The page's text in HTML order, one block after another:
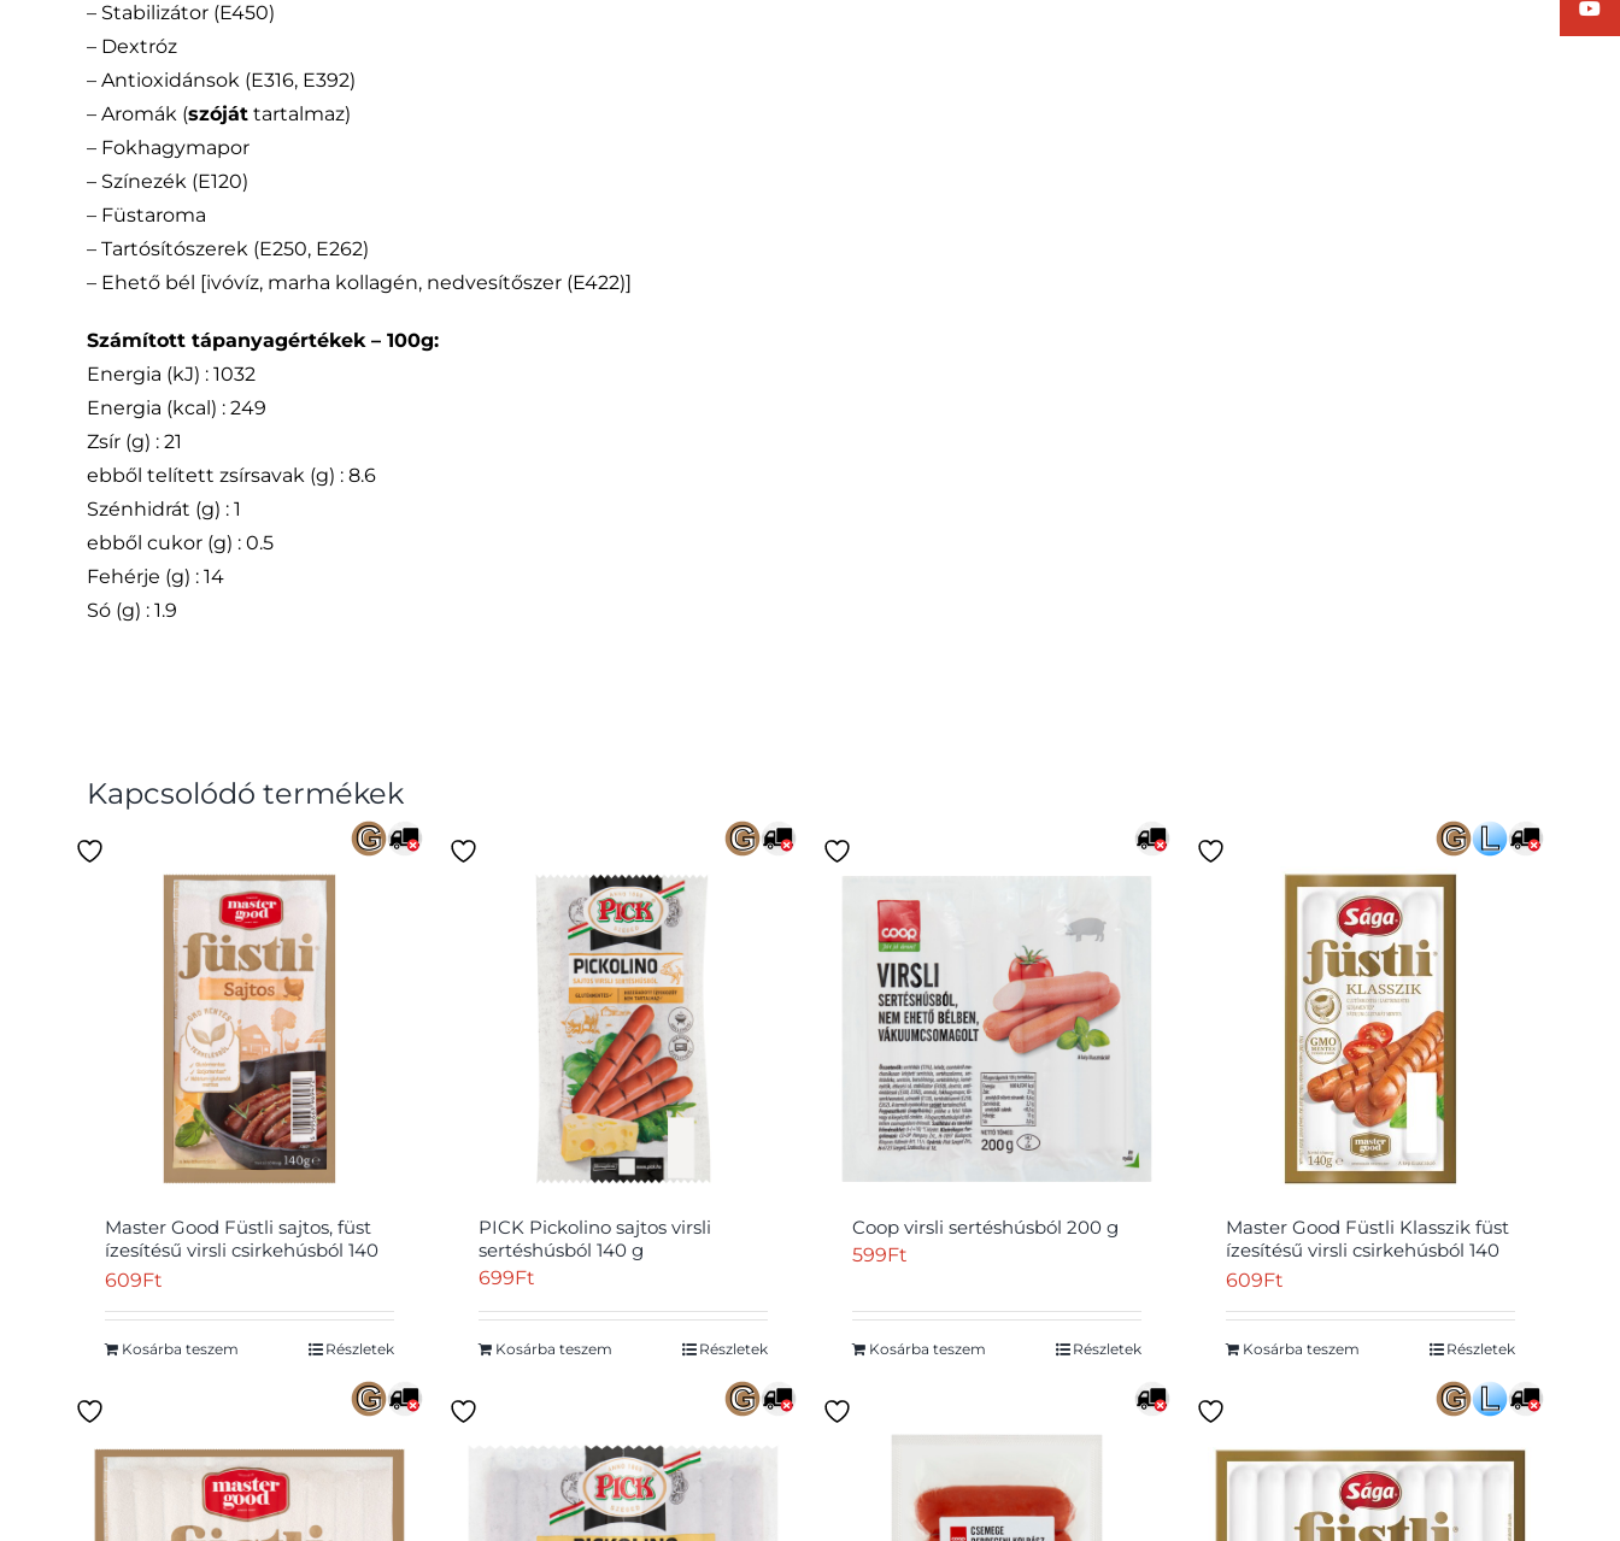
– Stabilizátor (E450)
– Dextróz
– Antioxidánsok (E316, E392)
– Aromák (szójáttartalmaz)
– Fokhagymapor
– Színezék (E120)
– Füstaroma
– Tartósítószerek (E250, E262)
– Ehető bél [ivóvíz, marha kollagén, nedvesítőszer (E422)]
Számított tápanyagértékek – 100g:
Energia (kJ) : 1032
Energia (kcal) : 249
Zsír (g) : 21
ebből telített zsírsavak (g) : 8.6
Szénhidrát (g) : 1
ebből cukor (g) : 0.5
Fehérje (g) : 14
Só (g) : 1.9
Kapcsolódó termékek
Master Good Füstli sajtos, füst
ízesítésű virsli csirkehúsból 140
g
609Ft
Kosárba teszem Részletek
PICK Pickolino sajtos virsli
sertéshúsból 140 g
699Ft
Kosárba teszem Részletek
Coop virsli sertéshúsból 200 g
599Ft
Kosárba teszem Részletek
Master Good Füstli Klasszik füst
ízesítésű virsli csirkehúsból 140
g
609Ft
Kosárba teszem Részletek